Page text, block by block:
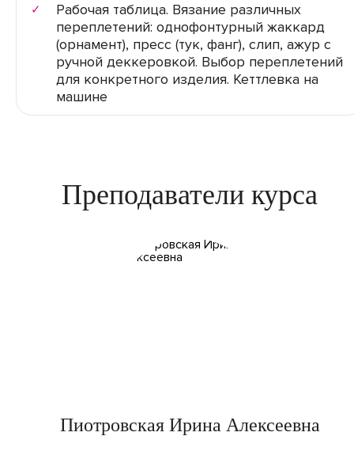
Рабочая таблица. Вязание различных
переплетений: однофонтурный жаккард
(орнамент), пресс (тук, фанг), слип, ажур с
ручной деккеровкой. Выбор переплетений
для конкретного изделия. Кеттлевка на
машине
Преподаватели курса
Пиотровская Ирина Алексеевна